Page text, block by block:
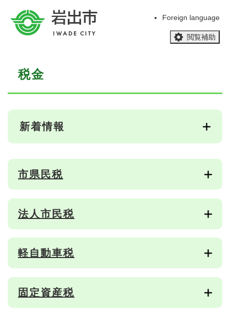
Foreign language
閲覧補助
税金
新着情報
市県民税
法人市民税
軽自動車税
固定資産税